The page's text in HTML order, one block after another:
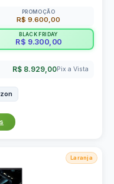
PROMOÇÃO
R$ 9.600,00
BLACK FRIDAY
R$ 9.300,00
R$ 8.929,00Pix a Vista
Laranja